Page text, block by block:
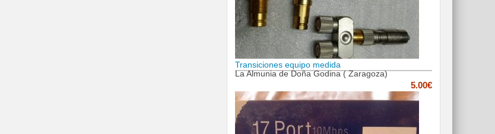
Transiciones equipo medida
La Almunia de Doña Godina ( Zaragoza)
5.00€